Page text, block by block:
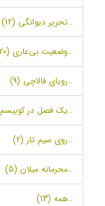
..تحریر دیوانگی (12)
..وضعیت بی‌عاری (20)
..رویای فالاچی (9)
..یک فصل در کوبیسم
..روی سیم تار (2)
..محرمانه میلان (5)
..همه (13)